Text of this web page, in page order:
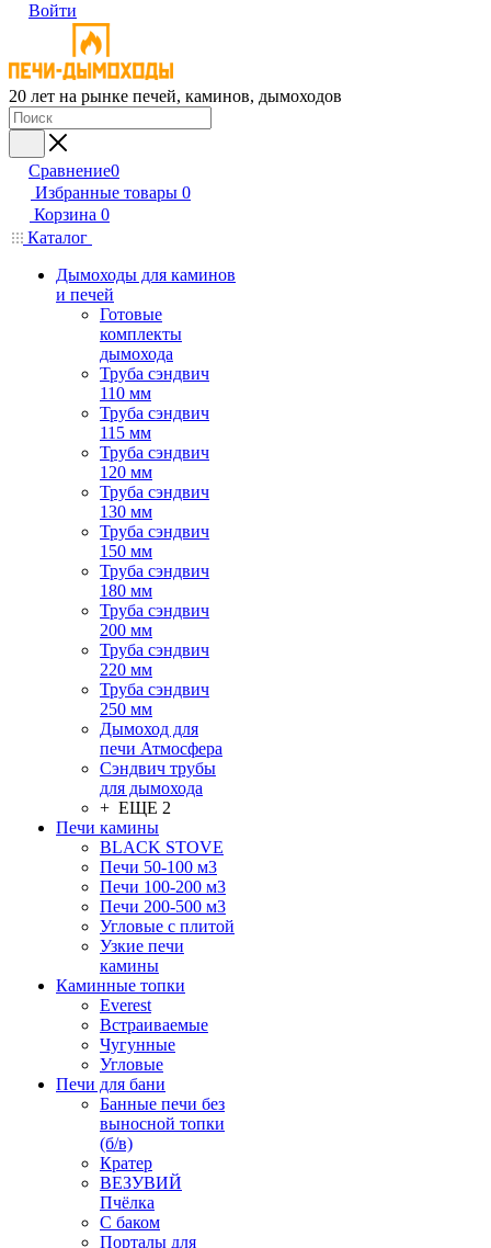
Войти
20 лет на рынке печей, каминов, дымоходов
Сравнение0
Избранные товары 0
Корзина 0
Каталог
Дымоходы для каминов
и печей
Готовые
комплекты
дымохода
Труба сэндвич
110 мм
Труба сэндвич
115 мм
Труба сэндвич
120 мм
Труба сэндвич
130 мм
Труба сэндвич
150 мм
Труба сэндвич
180 мм
Труба сэндвич
200 мм
Труба сэндвич
220 мм
Труба сэндвич
250 мм
Дымоход для
печи Атмосфера
Сэндвич трубы
для дымохода
+ ЕЩЕ 2
Печи камины
BLACK STOVE
Печи 50-100 м3
Печи 100-200 м3
Печи 200-500 м3
Угловые с плитой
Узкие печи
камины
Каминные топки
Everest
Встраиваемые
Чугунные
Угловые
Печи для бани
Банные печи без
выносной топки
(б/в)
Кратер
ВЕЗУВИЙ
Пчёлка
С баком
Порталы для